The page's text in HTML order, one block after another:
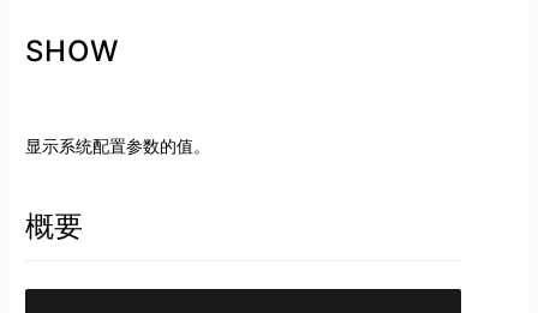
SHOW
显示系统配置参数的值。
概要